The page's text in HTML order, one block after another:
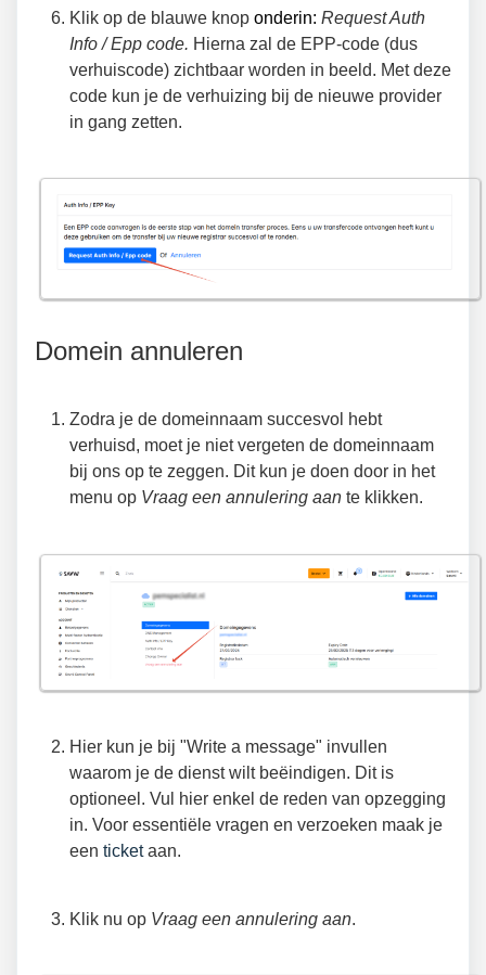
Klik op de blauwe knop onderin: Request Auth
Info / Epp code. Hierna zal de EPP-code (dus
verhuiscode) zichtbaar worden in beeld. Met deze
code kun je de verhuizing bij de nieuwe provider
in gang zetten.
Domein annuleren
Zodra je de domeinnaam succesvol hebt
verhuisd, moet je niet vergeten de domeinnaam
bij ons op te zeggen. Dit kun je doen door in het
menu op Vraag een annulering aan te klikken.
Hier kun je bij "Write a message" invullen
waarom je de dienst wilt beëindigen. Dit is
optioneel. Vul hier enkel de reden van opzegging
in. Voor essentiële vragen en verzoeken maak je
een ticketaan.
Klik nu op Vraag een annulering aan.